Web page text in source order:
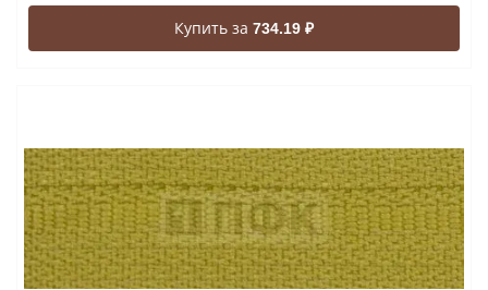
Купить за 734.19 ₽